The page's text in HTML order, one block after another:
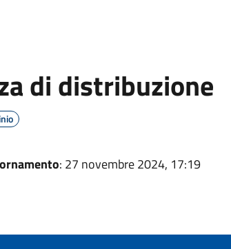
di distribuzione
: 27 novembre 2024, 17:19